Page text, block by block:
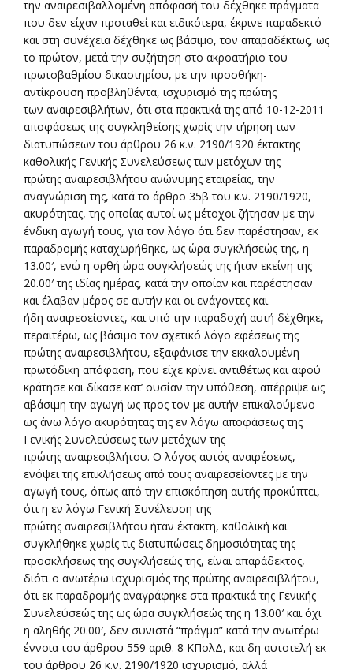
την αναιρεσιβαλλομένη απόφασή του δέχθηκε πράγματα
που δεν είχαν προταθεί και ειδικότερα, έκρινε παραδεκτό
και στη συνέχεια δέχθηκε ως βάσιμο, τον απαραδέκτως, ως
το πρώτον, μετά την συζήτηση στο ακροατήριο του
πρωτοβαθμίου δικαστηρίου, με την προσθήκη-
αντίκρουση προβληθέντα, ισχυρισμό της πρώτης
των αναιρεσιβλήτων, ότι στα πρακτικά της από 10-12-2011
αποφάσεως της συγκληθείσης χωρίς την τήρηση των
διατυπώσεων του άρθρου 26 κ.ν. 2190/1920 έκτακτης
καθολικής Γενικής Συνελεύσεως των μετόχων της
πρώτης αναιρεσιβλήτου ανώνυμης εταιρείας, την
αναγνώριση της, κατά το άρθρο 35β του κ.ν. 2190/1920,
ακυρότητας, της οποίας αυτοί ως μέτοχοι ζήτησαν με την
ένδικη αγωγή τους, για τον λόγο ότι δεν παρέστησαν, εκ
παραδρομής καταχωρήθηκε, ως ώρα συγκλήσεώς της, η
13.00′, ενώ η ορθή ώρα συγκλήσεώς της ήταν εκείνη της
20.00′ της ιδίας ημέρας, κατά την οποίαν και παρέστησαν
και έλαβαν μέρος σε αυτήν και οι ενάγοντες και
ήδη αναιρεσείοντες, και υπό την παραδοχή αυτή δέχθηκε,
περαιτέρω, ως βάσιμο τον σχετικό λόγο εφέσεως της
πρώτης αναιρεσιβλήτου, εξαφάνισε την εκκαλουμένη
πρωτόδικη απόφαση, που είχε κρίνει αντιθέτως και αφού
κράτησε και δίκασε κατ’ ουσίαν την υπόθεση, απέρριψε ως
αβάσιμη την αγωγή ως προς τον με αυτήν επικαλούμενο
ως άνω λόγο ακυρότητας της εν λόγω αποφάσεως της
Γενικής Συνελεύσεως των μετόχων της
πρώτης αναιρεσιβλήτου. Ο λόγος αυτός αναιρέσεως,
ενόψει της επικλήσεως από τους αναιρεσείοντες με την
αγωγή τους, όπως από την επισκόπηση αυτής προκύπτει,
ότι η εν λόγω Γενική Συνέλευση της
πρώτης αναιρεσιβλήτου ήταν έκτακτη, καθολική και
συγκλήθηκε χωρίς τις διατυπώσεις δημοσιότητας της
προσκλήσεως της συγκλήσεώς της, είναι απαράδεκτος,
διότι ο ανωτέρω ισχυρισμός της πρώτης αναιρεσιβλήτου,
ότι εκ παραδρομής αναγράφηκε στα πρακτικά της Γενικής
Συνελεύσεώς της ως ώρα συγκλήσεώς της η 13.00′ και όχι
η αληθής 20.00′, δεν συνιστά “πράγμα” κατά την ανωτέρω
έννοια του άρθρου 559 αριθ. 8 ΚΠολΔ, και δη αυτοτελή εκ
του άρθρου 26 κ.ν. 2190/1920 ισχυρισμό, αλλά